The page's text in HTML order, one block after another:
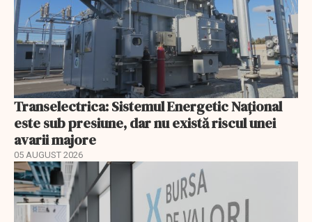
Transelectrica: Sistemul Energetic Național
este sub presiune, dar nu există riscul unei
avarii majore
05 AUGUST 2026